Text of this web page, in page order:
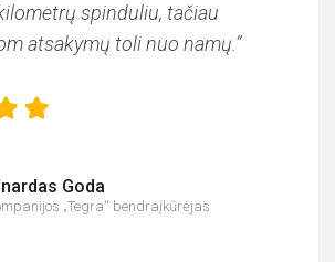
spinduliu, tačiau
atsakymų toli nuo namų.”
Goda
„Tegra“ bendraįkūrėjas